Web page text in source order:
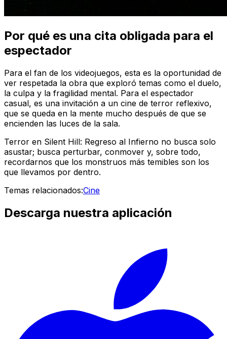
Por qué es una cita obligada para el
espectador
Para el fan de los videojuegos, esta es la oportunidad de
ver respetada la obra que exploró temas como el duelo,
la culpa y la fragilidad mental. Para el espectador
casual, es una invitación a un cine de terror reflexivo,
que se queda en la mente mucho después de que se
encienden las luces de la sala.
Terror en Silent Hill: Regreso al Infierno no busca solo
asustar; busca perturbar, conmover y, sobre todo,
recordarnos que los monstruos más temibles son los
que llevamos por dentro.
Temas relacionados:Cine
Descarga nuestra aplicación